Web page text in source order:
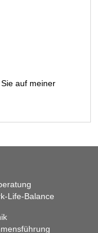
auf meiner
Life-Balance